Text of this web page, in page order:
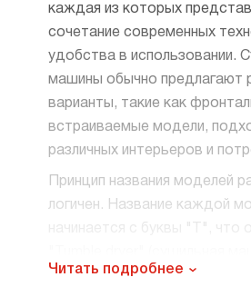
каждая из которых
сочетание современных
удобства в использовании.
машины обычно предлагают
варианты, такие как
встраиваемые модели,
различных интерьеров и
Принцип названия моделей
логичен. Название каждой
барабаном). После буквы
Читать подробнее